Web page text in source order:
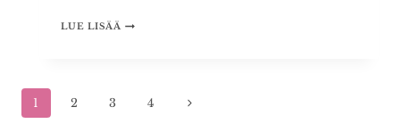
LUE LISÄÄ KOIRAN
Sivunavigointi
1 2 3 4
Seuraava